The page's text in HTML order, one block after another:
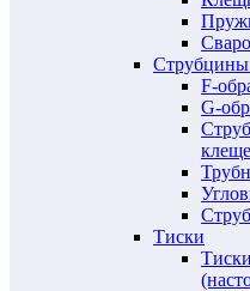
F-
G-
Тиски